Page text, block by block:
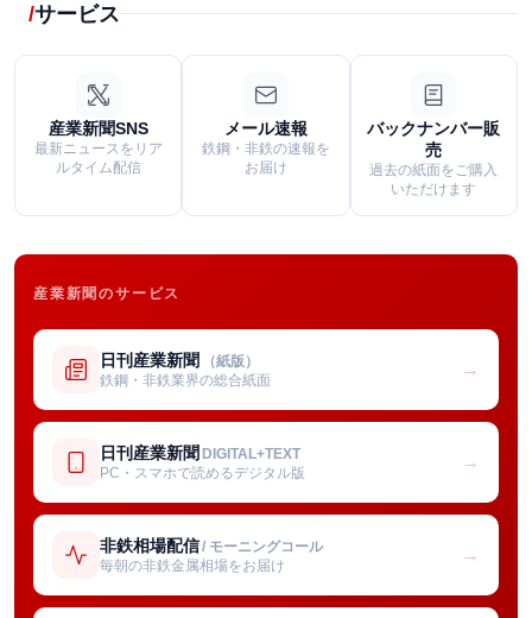
サービス
産業新聞SNS
最新ニュースをリア
ルタイム配信
メール速報
鉄鋼・非鉄の速報を
お届け
バックナンバー販
売
過去の紙面をご購入
いただけます
産業新聞のサービス
日刊産業新聞 （紙版）
鉄鋼・非鉄業界の総合紙面
→
日刊産業新聞 DIGITAL+TEXT
PC・スマホで読めるデジタル版
→
非鉄相場配信/ モーニングコール
毎朝の非鉄金属相場をお届け
→